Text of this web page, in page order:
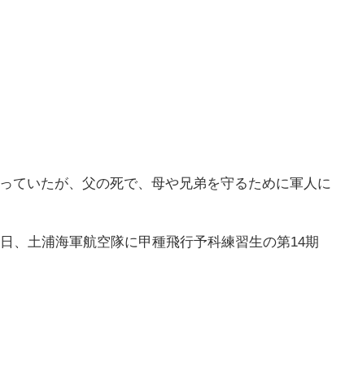
ていたが、父の死で、母や兄弟を守るために軍人に
、土浦海軍航空隊に甲種飛行予科練習生の第14期